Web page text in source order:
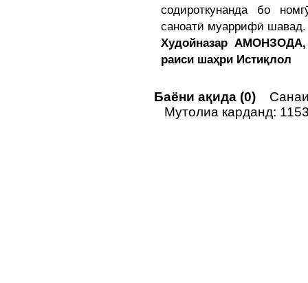
содироткунанда бо
саноатӣ муаррифӣ шавад.
Худойназар
раиси шаҳри Истиқлол
Баёни ақида (0)
Мутолиа карданд: